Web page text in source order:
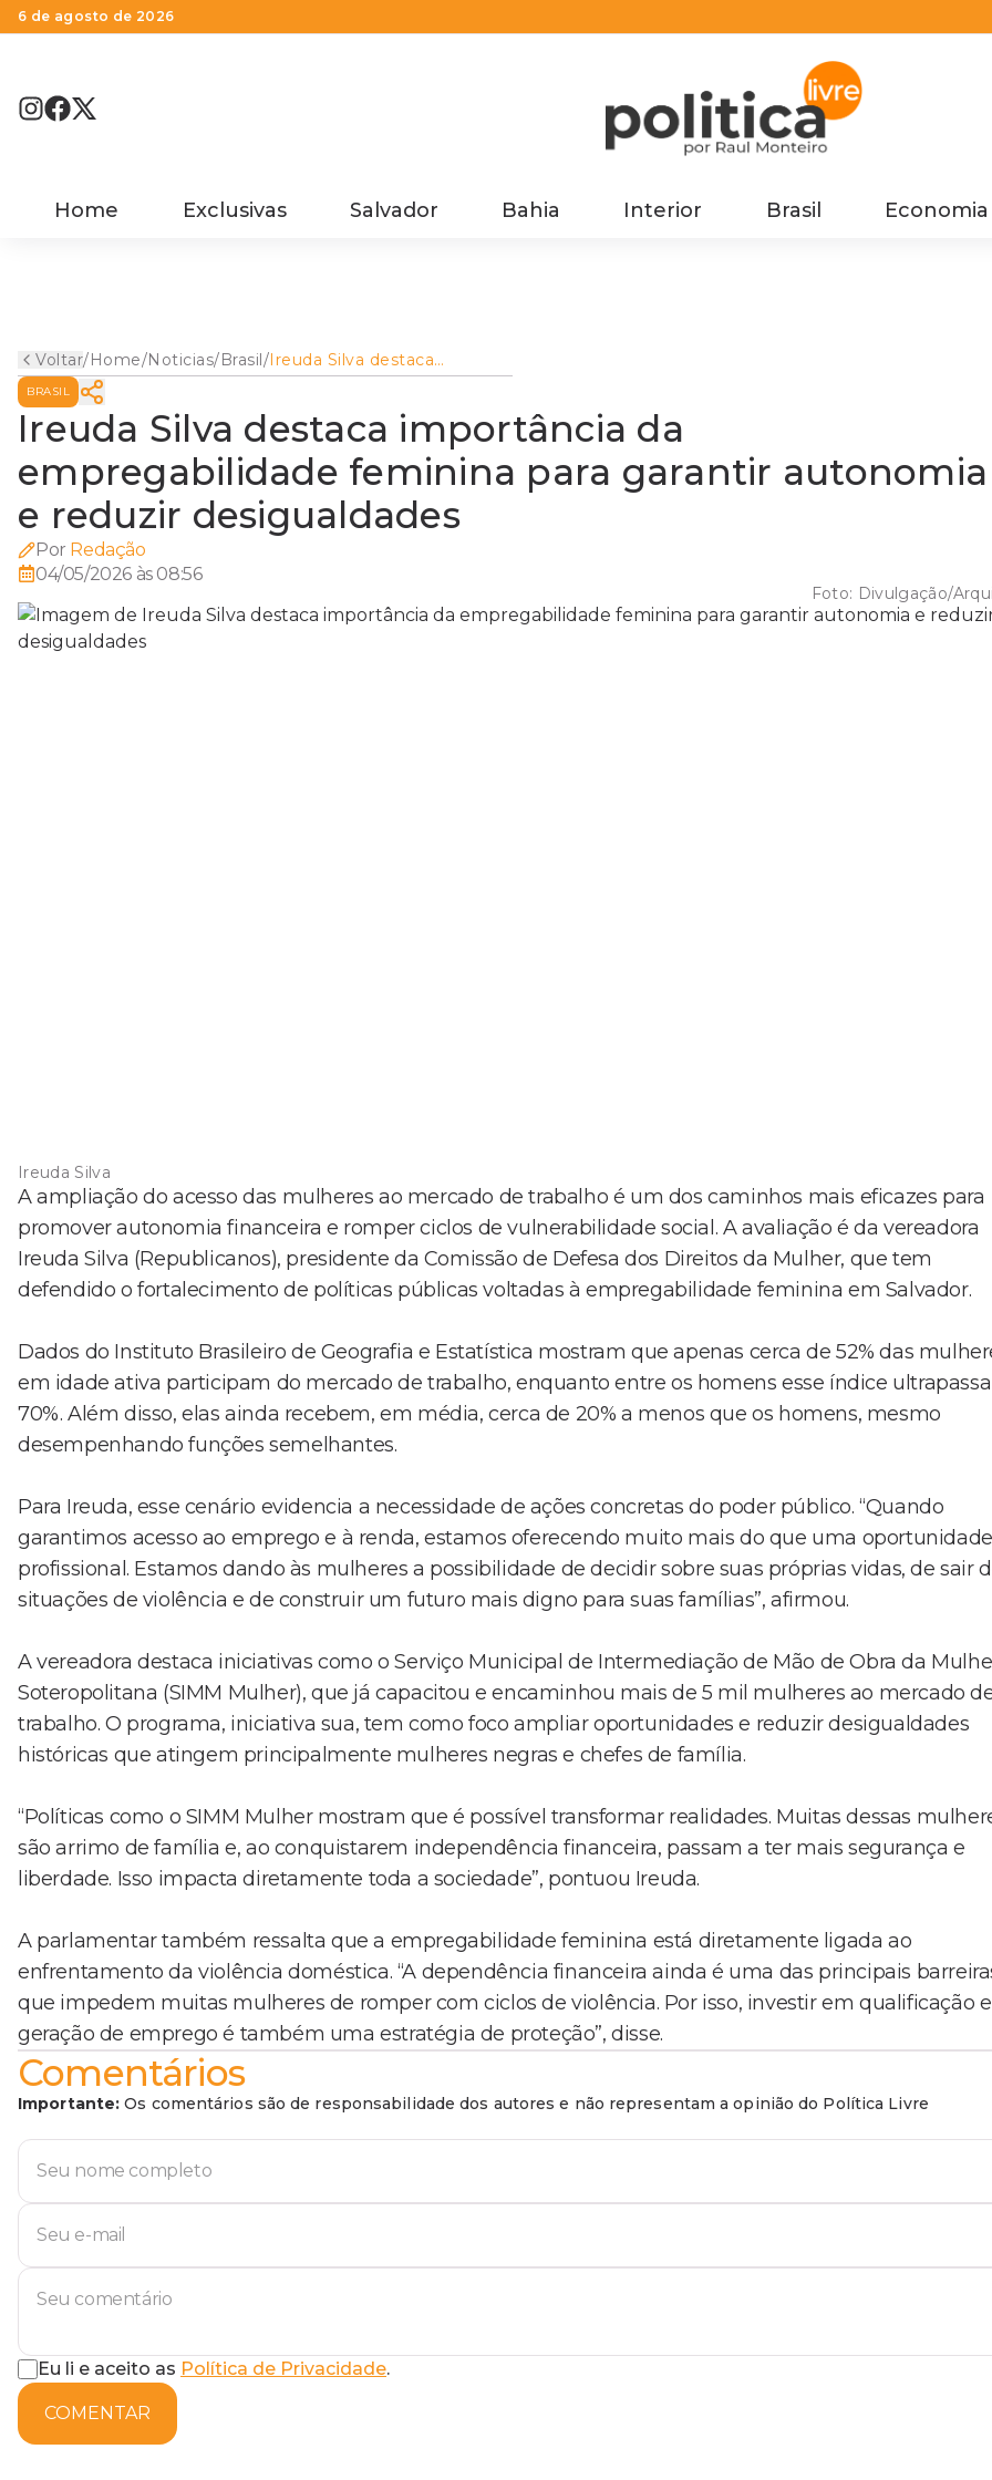
6 de agosto de 2026
Home Exclusivas Salvador Bahia Interior Brasil Economia
Voltar/Home/Noticias/Brasil/Ireuda Silva destaca
importância da
para garantir autonomia e
reduzir desigualdades
BRASIL
Ireuda Silva destaca importância da
empregabilidade feminina para garantir autonomia
e reduzir desigualdades
Por Redação
04/05/2026 às 08:56
Foto: Divulgação/
Ireuda Silva
A ampliação do acesso das mulheres ao mercado de trabalho é um dos caminhos mais eficazes para
promover autonomia financeira e romper ciclos de vulnerabilidade social. A avaliação é da vereadora
Ireuda Silva (Republicanos), presidente da Comissão de Defesa dos Direitos da Mulher, que tem
defendido o fortalecimento de políticas públicas voltadas à empregabilidade feminina em Salvador.
Dados do Instituto Brasileiro de Geografia e Estatística mostram que apenas cerca de 52% das
em idade ativa participam do mercado de trabalho, enquanto entre os homens esse índice ultrapassa
70%. Além disso, elas ainda recebem, em média, cerca de 20% a menos que os homens, mesmo
desempenhando funções semelhantes.
Para Ireuda, esse cenário evidencia a necessidade de ações concretas do poder público. “Quando
garantimos acesso ao emprego e à renda, estamos oferecendo muito mais do que uma oportunidade
profissional. Estamos dando às mulheres a possibilidade de decidir sobre suas próprias vidas, de sair
situações de violência e de construir um futuro mais digno para suas famílias”, afirmou.
A vereadora destaca iniciativas como o Serviço Municipal de Intermediação de Mão de Obra da
Soteropolitana (SIMM Mulher), que já capacitou e encaminhou mais de 5 mil mulheres ao mercado
trabalho. O programa, iniciativa sua, tem como foco ampliar oportunidades e reduzir desigualdades
históricas que atingem principalmente mulheres negras e chefes de família.
“Políticas como o SIMM Mulher mostram que é possível transformar realidades. Muitas dessas
são arrimo de família e, ao conquistarem independência financeira, passam a ter mais segurança e
liberdade. Isso impacta diretamente toda a sociedade”, pontuou Ireuda.
A parlamentar também ressalta que a empregabilidade feminina está diretamente ligada ao
enfrentamento da violência doméstica. “A dependência financeira ainda é uma das principais
que impedem muitas mulheres de romper com ciclos de violência. Por isso, investir em qualificação e
geração de emprego é também uma estratégia de proteção”, disse.
Comentários
Importante: Os comentários são de responsabilidade dos autores e não representam a opinião do Política Livre
Eu li e aceito as Política de Privacidade.
COMENTAR